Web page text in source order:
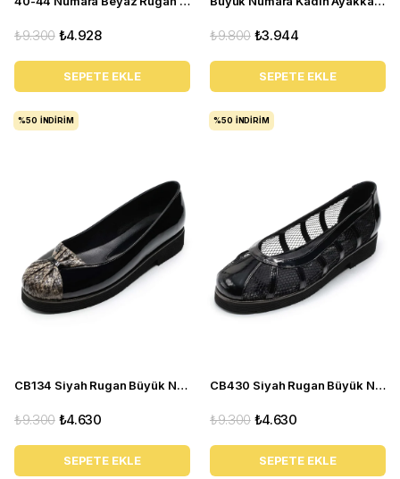
₺4.928
₺9.300
SEPETE EKLE
₺3.944
₺9.800
SEPETE EKLE
CB134 Siyah Rugan Büyük Numara yazlık kadın babet ayakkabı
₺4.630
₺9.300
SEPETE EKLE
%50 İNDIRIM
CB430 Siyah Rugan Büyük Numara yazlık kadın babet ayakkabı
₺4.630
₺9.300
SEPETE EKLE
%50 İNDIRIM